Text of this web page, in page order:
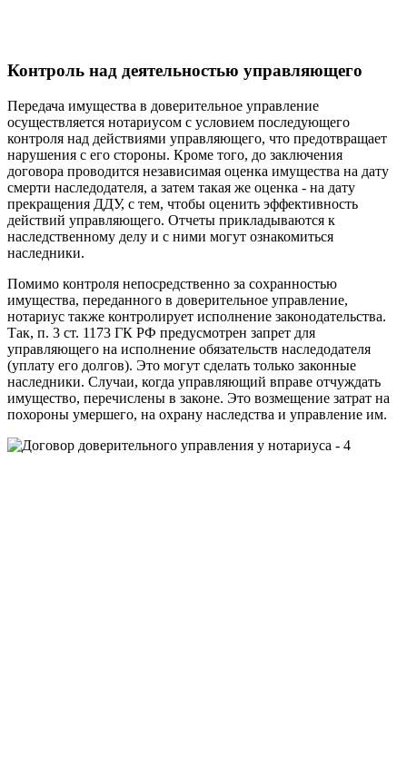
Контроль над деятельностью управляющего
Передача имущества в доверительное управление
осуществляется нотариусом с условием последующего
контроля над действиями управляющего, что предотвращает
нарушения с его стороны. Кроме того, до заключения
договора проводится независимая оценка имущества на дату
смерти наследодателя, а затем такая же оценка - на дату
прекращения ДДУ, с тем, чтобы оценить эффективность
действий управляющего. Отчеты прикладываются к
наследственному делу и с ними могут ознакомиться
наследники.
Помимо контроля непосредственно за сохранностью
имущества, переданного в доверительное управление,
нотариус также контролирует исполнение законодательства.
Так, п. 3 ст. 1173 ГК РФ предусмотрен запрет для
управляющего на исполнение обязательств наследодателя
(уплату его долгов). Это могут сделать только законные
наследники. Случаи, когда управляющий вправе отчуждать
имущество, перечислены в законе. Это возмещение затрат на
похороны умершего, на охрану наследства и управление им.